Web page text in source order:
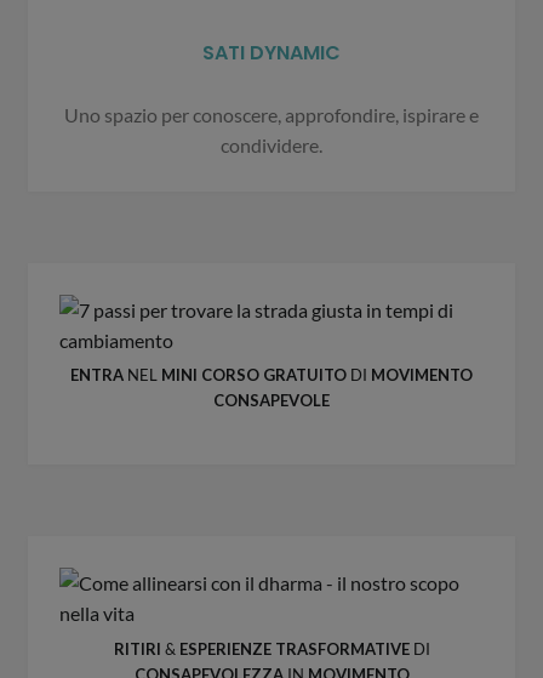
SATI DYNAMIC
Uno spazio per conoscere, approfondire, ispirare e
condividere.
ENTRA NEL MINI CORSO GRATUITO DI MOVIMENTO
CONSAPEVOLE
RITIRI & ESPERIENZE TRASFORMATIVEDI